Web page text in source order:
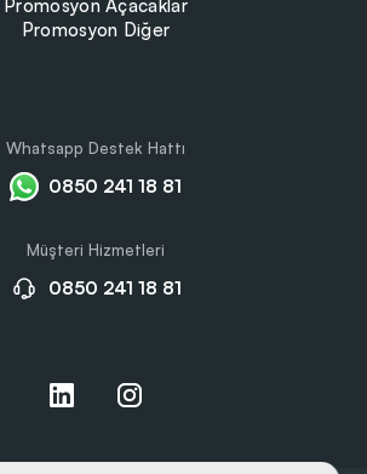
Promosyon Açacaklar
Promosyon Diğer
Whatsapp Destek Hattı
0850 241 18 81
Müşteri Hizmetleri
0850 241 18 81